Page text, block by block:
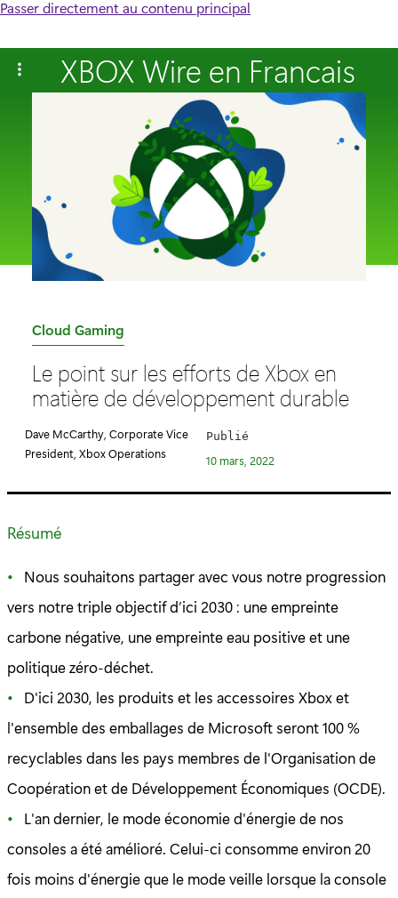
Passer directement au contenu principal
XBOX Wire en Francais
C
t
é
o
i
:
Cloud Gaming
Le point sur les efforts de Xbox en
matière de développement durable
Dave McCarthy, Corporate Vice
President, Xbox Operations
Publié
10 mars, 2022
Résumé
Nous souhaitons partager avec vous notre progression
vers notre triple objectif d’ici 2030 : une empreinte
carbone négative, une empreinte eau positive et une
politique zéro-déchet.
D'ici 2030, les produits et les accessoires Xbox et
l'ensemble des emballages de Microsoft seront 100 %
recyclables dans les pays membres de l'Organisation de
Coopération et de Développement Économiques (OCDE).
L'an dernier, le mode économie d'énergie de nos
consoles a été amélioré. Celui-ci consomme environ 20
fois moins d'énergie que le mode veille lorsque la console